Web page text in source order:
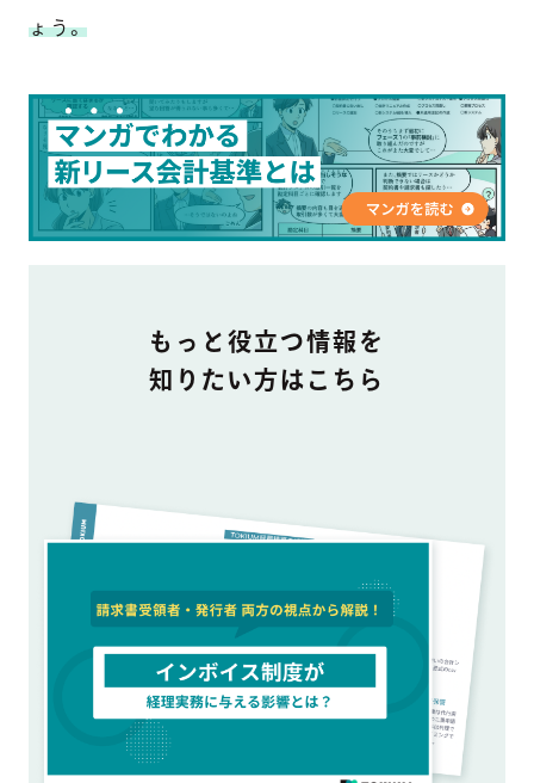
ょう。
DOCUMENT
もっと役立つ情報を
知りたい方はこちら